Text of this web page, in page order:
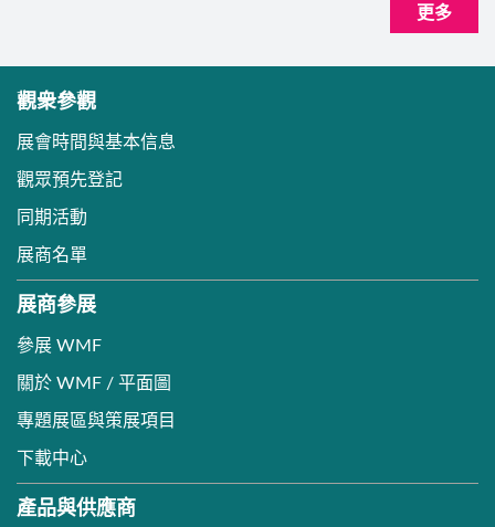
更多
觀衆參觀
展會時間與基本信息
觀眾預先登記
同期活動
展商名單
展商參展
參展 WMF
關於 WMF / 平面圖
專題展區與策展項目
下載中心
產品與供應商